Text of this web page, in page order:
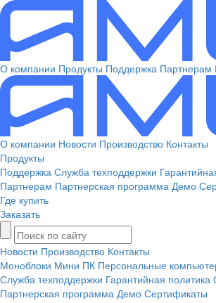
О компании Продукты Поддержка Партнерам
О компании Новости Производство Контакты
Продукты
Поддержка Служба техподдержки
Партнерам Партнерская программа Демо
Где купить
Заказать
Новости Производство Контакты
Моноблоки Мини ПК Персональные
Служба техподдержки Гарантийная политика
Партнерская программа Демо Сертификаты